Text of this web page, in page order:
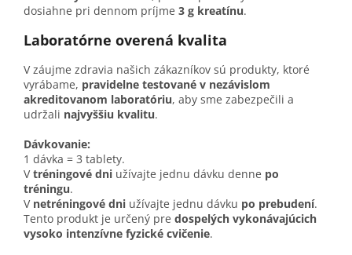
dosiahne pri dennom príjme 3 g kreatínu.
Laboratórne overená kvalita
V záujme zdravia našich zákazníkov sú produkty, ktoré
vyrábame, pravidelne testované v nezávislom
akreditovanom laboratóriu, aby sme zabezpečili a
udržali najvyššiu kvalitu.
Dávkovanie:
1 dávka = 3 tablety.
Vtréningové dni užívajte jednu dávku denne po
tréningu.
V netréningové dni užívajte jednu dávku po prebudení.
Tento produkt je určený pre dospelých vykonávajúcich
vysoko intenzívne fyzické cvičenie.